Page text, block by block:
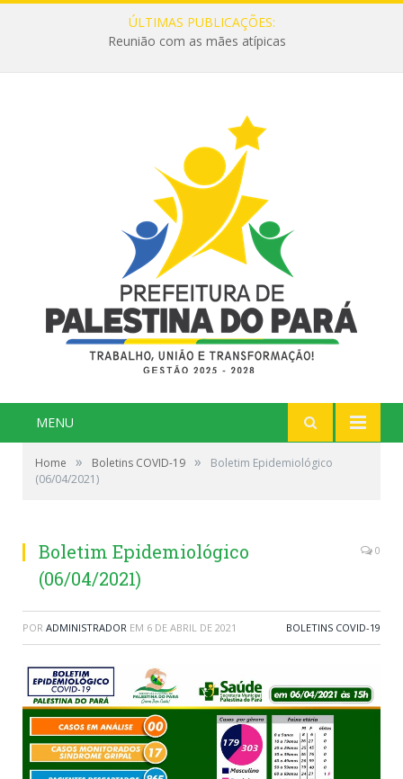
ÚLTIMAS PUBLICAÇÕES:
Reunião com as mães atípicas
MENU
Home » Boletins COVID-19 »
Boletim Epidemiológico
(06/04/2021)
Boletim Epidemiológico
(06/04/2021)
0
POR ADMINISTRADOR EM 6 DE ABRIL DE 2021 BOLETINS COVID-19